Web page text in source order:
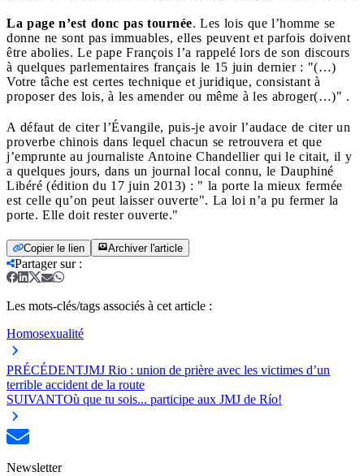
La page n’est donc pas tournée. Les lois que l’homme se
donne ne sont pas immuables, elles peuvent et parfois doivent
être abolies. Le pape François l’a rappelé lors de son discours
à quelques parlementaires français le 15 juin dernier : "(…)
Votre tâche est certes technique et juridique, consistant à
proposer des lois, à les amender ou même à les abroger(…)" .
A défaut de citer l’Évangile, puis-je avoir l’audace de citer un
proverbe chinois dans lequel chacun se retrouvera et que
j’emprunte au journaliste Antoine Chandellier qui le citait, il y
a quelques jours, dans un journal local connu, le Dauphiné
Libéré (édition du 17 juin 2013) : " la porte la mieux fermée
est celle qu’on peut laisser ouverte". La loi n’a pu fermer la
porte. Elle doit rester ouverte."
Copier le lien Archiver l'article
Partager sur:
Les mots-clés/tags associés à cet article :
Homosexualité
PRÉCÉDENTJMJ Rio : union de prière avec les victimes d’un
terrible accident de la route
SUIVANTOù que tu sois... participe aux JMJ de Río!
Newsletter